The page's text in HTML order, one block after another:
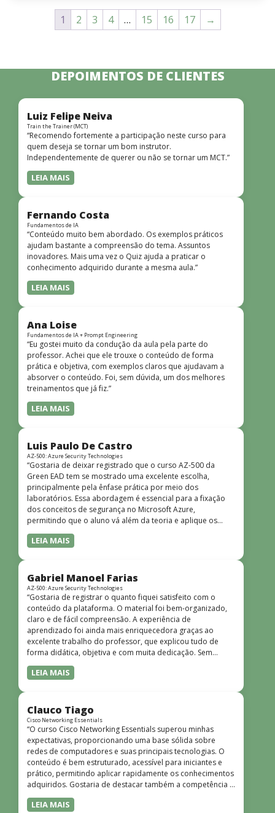
1 2 3 4 … 15 16 17 →
DEPOIMENTOS DE CLIENTES
Luiz Felipe Neiva
Train the Trainer (MCT)
“Recomendo fortemente a participação neste curso para
quem deseja se tornar um bom instrutor.
Independentemente de querer ou não se tornar um MCT.”
LEIA MAIS
Fernando Costa
Fundamentos de IA
“Conteúdo muito bem abordado. Os exemplos práticos
ajudam bastante a compreensão do tema. Assuntos
inovadores. Mais uma vez o Quiz ajuda a praticar o
conhecimento adquirido durante a mesma aula.”
LEIA MAIS
Ana Loise
Fundamentos de IA + Prompt Engineering
“Eu gostei muito da condução da aula pela parte do
professor. Achei que ele trouxe o conteúdo de forma
prática e objetiva, com exemplos claros que ajudavam a
absorver o conteúdo. Foi, sem dúvida, um dos melhores
treinamentos que já fiz.”
LEIA MAIS
Luis Paulo De Castro
AZ-500: Azure Security Technologies
“Gostaria de deixar registrado que o curso AZ-500 da
Green EAD tem se mostrado uma excelente escolha,
principalmente pela ênfase prática por meio dos
laboratórios. Essa abordagem é essencial para a fixação
dos conceitos de segurança no Microsoft Azure,
permitindo que o aluno vá além da teoria e aplique os
conhecimentos em cenários reais e simulados. Outro
ponto muito positivo é a didática do curso. O conteúdo é
quem não tem uma bagagem técnica muito avançada.”
LEIA MAIS
Gabriel Manoel Farias
AZ-500: Azure Security Technologies
“Gostaria de registrar o quanto fiquei satisfeito com o
conteúdo da plataforma. O material foi bem-organizado,
claro e de fácil compreensão. A experiência de
aprendizado foi ainda mais enriquecedora graças ao
excelente trabalho do professor, que explicou tudo de
forma didática, objetiva e com muita dedicação. Sem
dúvida, foi uma jornada de muito aprendizado!”
LEIA MAIS
Clauco Tiago
Cisco Networking Essentials
“O curso Cisco Networking Essentials superou minhas
expectativas, proporcionando uma base sólida sobre
redes de computadores e suas principais tecnologias. O
conteúdo é bem estruturado, acessível para iniciantes e
prático, permitindo aplicar rapidamente os conhecimentos
adquiridos. Gostaria de destacar também a competência e
o conhecimento técnico do instrutor Peterson, que
demonstrou total domínio do assunto e soube explicar
LEIA MAIS